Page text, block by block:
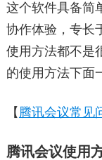
这个软件具备简
协作体验，专长
使用方法都不是
的使用方法下面
【 腾讯会议常见
腾讯会议使用